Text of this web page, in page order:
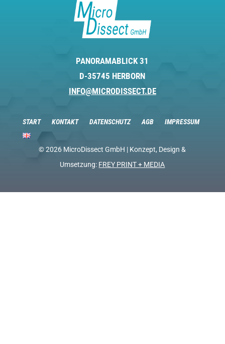
PANORAMABLICK 31
D-35745 HERBORN
INFO@MICRODISSECT.DE
START KONTAKT DATENSCHUTZ AGB IMPRESSUM
© 2026 MicroDissect GmbH | Konzept, Design &
Umsetzung: FREY PRINT + MEDIA